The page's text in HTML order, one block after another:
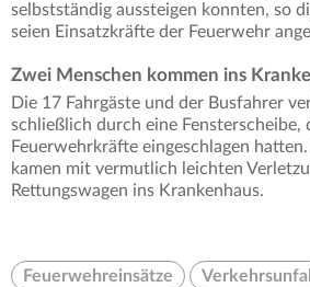
selbstständig aussteigen konnten, so
seien Einsatzkräfte der Feuerwehr
Zwei Menschen kommen ins
Die 17 Fahrgäste und der Busfahrer
schließlich durch eine Fensterscheibe,
Feuerwehrkräfte eingeschlagen
kamen mit vermutlich leichten
Rettungswagen ins Krankenhaus.
Feuerwehreinsätze Verkehrsunfall